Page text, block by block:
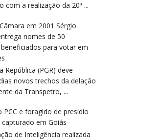
com a realização da 20ª ...
em 2001 Sérgio
nomes de 50
para votar em
República (PGR) deve
novos trechos da delação
da Transpetro, ...
PCC e foragido de presídio
capturado em Goiás
de Inteligência realizada